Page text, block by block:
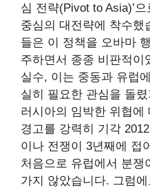
심 전략(Pivot to Asia)’
중심의 대전략에 착수했
들은 이 정책을 오바마
주하면서 종종 비판적이
실수, 이는 중동과 유럽
실히 필요한 관심을 돌
러시아의 임박한 위협에
경고를 강력히 기각
이나 전쟁이 3년째에 접
처음으로 유럽에서 분쟁
가지 않았습니다. 그럼